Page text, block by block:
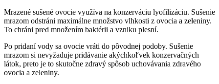
Mrazené sušené ovocie využíva na konzerváciu lyofilizáciu. Sušenie
mrazom odstráni maximálne množstvo vlhkosti z ovocia a zeleniny.
To chráni pred množením baktérii a vzniku plesní.
Po pridaní vody sa ovocie vráti do pôvodnej podoby. Sušenie
mrazom si nevyžaduje pridávanie akýchkoľvek konzervačných
látok, preto je to skutočne zdravý spôsob uchovávania zdravého
ovocia a zeleniny.